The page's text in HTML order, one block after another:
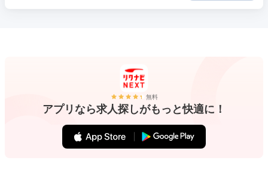
無料
アプリなら求人探しがもっと快適に！